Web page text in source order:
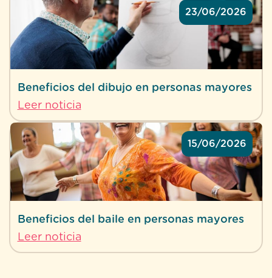
23/06/2026
Beneficios del dibujo en personas mayores
Leer noticia
15/06/2026
Beneficios del baile en personas mayores
Leer noticia